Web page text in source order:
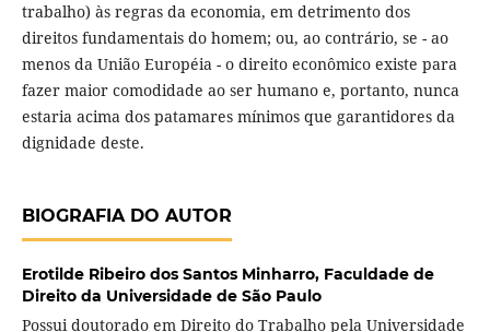
trabalho) às regras da economia, em detrimento dos
direitos fundamentais do homem; ou, ao contrário, se - ao
menos da União Européia - o direito econômico existe para
fazer maior comodidade ao ser humano e, portanto, nunca
estaria acima dos patamares mínimos que garantidores da
dignidade deste.
BIOGRAFIA DO AUTOR
Erotilde Ribeiro dos Santos Minharro, Faculdade de
Direito da Universidade de São Paulo
Possui doutorado em Direito do Trabalho pela Universidade